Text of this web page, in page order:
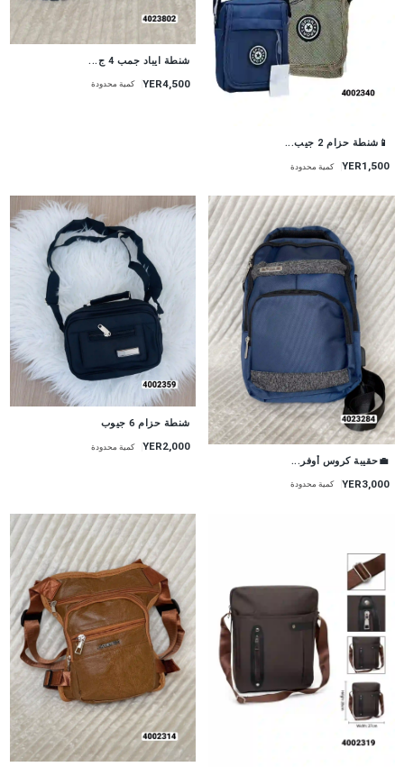
📱شنطة حزام 2 جيب...
YER1,500 كمية محدودة
شنطة ايباد جمب 4 ج...
YER4,500 كمية محدودة
💼حقيبة كروس أوفر...
YER3,000 كمية محدودة
شنطة حزام 6 جيوب
YER2,000 كمية محدودة